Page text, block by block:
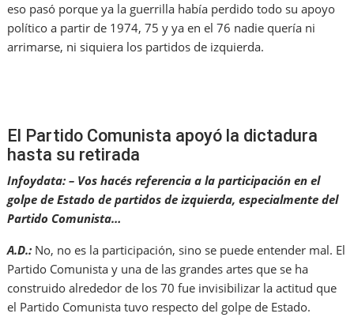
eso pasó porque ya la guerrilla había perdido todo su apoyo
político a partir de 1974, 75 y ya en el 76 nadie quería ni
arrimarse, ni siquiera los partidos de izquierda.
El Partido Comunista apoyó la dictadura
hasta su retirada
Infoydata: – Vos hacés referencia a la participación en el
golpe de Estado de partidos de izquierda, especialmente del
Partido Comunista…
A.D.: No, no es la participación, sino se puede entender mal. El
Partido Comunista y una de las grandes artes que se ha
construido alrededor de los 70 fue invisibilizar la actitud que
el Partido Comunista tuvo respecto del golpe de Estado.